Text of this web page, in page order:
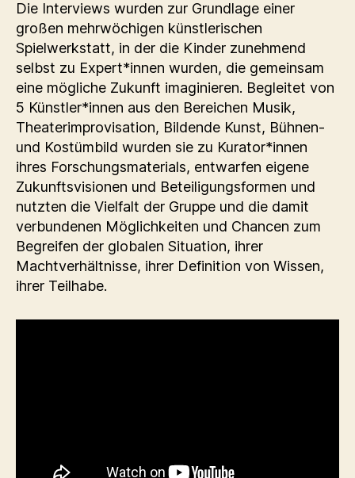
Die Interviews wurden zur Grundlage einer
großen mehrwöchigen künstlerischen
Spielwerkstatt, in der die Kinder zunehmend
selbst zu Expert*innen wurden, die gemeinsam
eine mögliche Zukunft imaginieren. Begleitet von
5 Künstler*innen aus den Bereichen Musik,
Theaterimprovisation, Bildende Kunst, Bühnen-
und Kostümbild wurden sie zu Kurator*innen
ihres Forschungsmaterials, entwarfen eigene
Zukunftsvisionen und Beteiligungsformen und
nutzten die Vielfalt der Gruppe und die damit
verbundenen Möglichkeiten und Chancen zum
Begreifen der globalen Situation, ihrer
Machtverhältnisse, ihrer Definition von Wissen,
ihrer Teilhabe.